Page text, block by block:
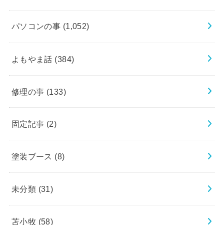
パソコンの事 (1,052)
よもやま話 (384)
修理の事 (133)
固定記事 (2)
塗装ブース (8)
未分類 (31)
苫小牧 (58)